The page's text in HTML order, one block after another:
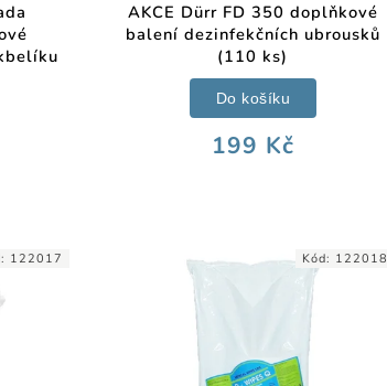
AKCE Dürr FD 350 doplňkové
balení dezinfekčních ubrousků
(110 ks)
199 Kč
Do košíku
122017 Kód: 122018